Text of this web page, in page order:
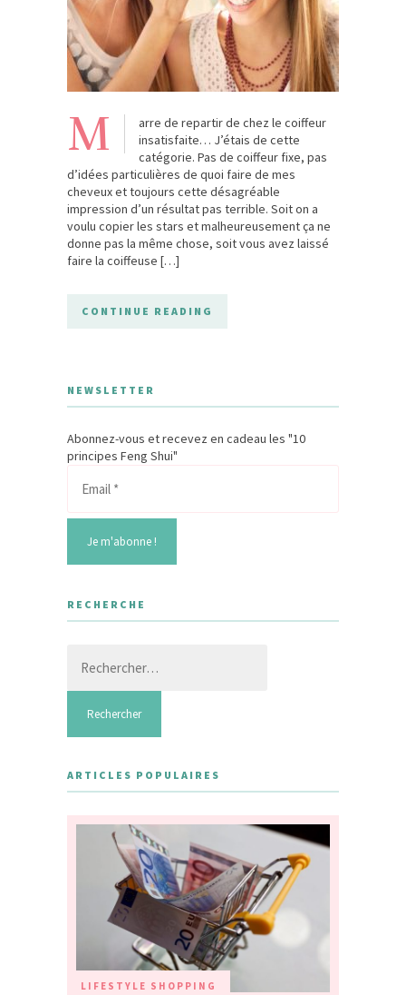
M
arre de repartir de chez le coiffeur
insatisfaite… J’étais de cette
catégorie. Pas de coiffeur fixe, pas
d’idées particulières de quoi faire de mes
cheveux et toujours cette désagréable
impression d’un résultat pas terrible. Soit on a
voulu copier les stars et malheureusement ça ne
donne pas la même chose, soit vous avez laissé
faire la coiffeuse […]
CONTINUE READING
NEWSLETTER
Abonnez-vous et recevez en cadeau les "10
principes Feng Shui"
RECHERCHE
ARTICLES POPULAIRES
LIFESTYLE SHOPPING